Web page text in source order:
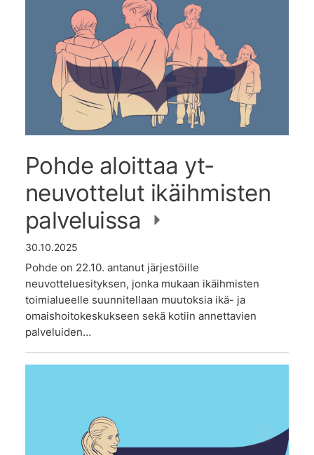
Pohde aloittaa yt-
neuvottelut ikäihmisten
palveluissa
30.10.2025
Pohde on 22.10. antanut järjestöille
neuvotteluesityksen, jonka mukaan ikäihmisten
toimialueelle suunnitellaan muutoksia ikä- ja
omaishoitokeskukseen sekä kotiin annettavien
palveluiden…